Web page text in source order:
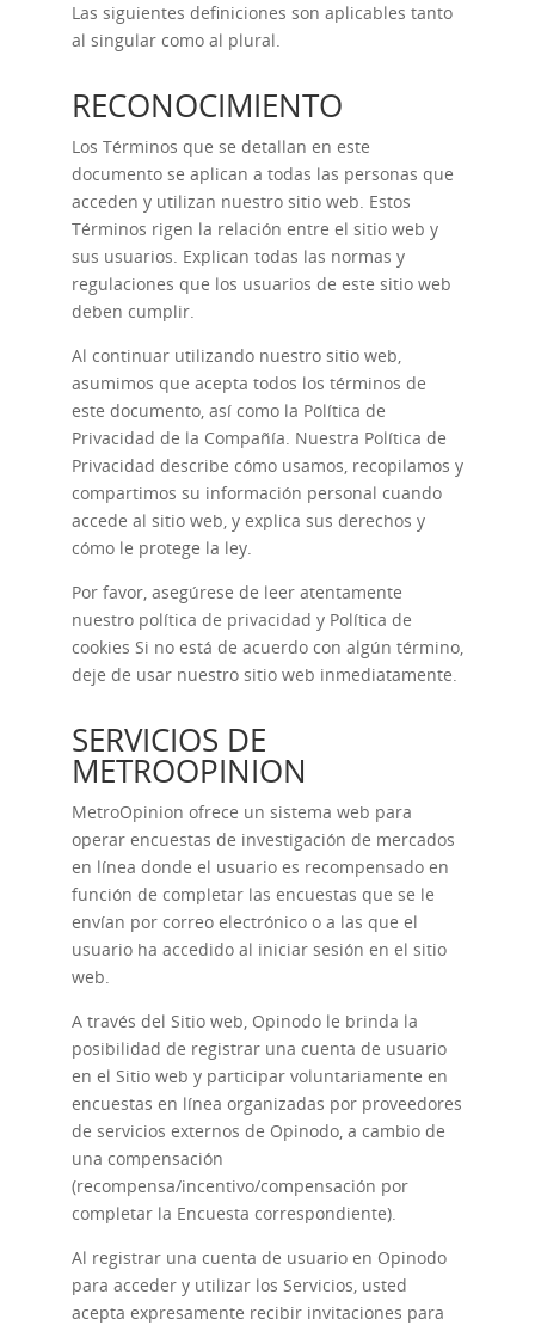
Las siguientes definiciones son aplicables tanto
al singular como al plural.
RECONOCIMIENTO
Los Términos que se detallan en este
documento se aplican a todas las personas que
acceden y utilizan nuestro sitio web. Estos
Términos rigen la relación entre el sitio web y
sus usuarios. Explican todas las normas y
regulaciones que los usuarios de este sitio web
deben cumplir.
Al continuar utilizando nuestro sitio web,
asumimos que acepta todos los términos de
este documento, así como la Política de
Privacidad de la Compañía. Nuestra Política de
Privacidad describe cómo usamos, recopilamos y
compartimos su información personal cuando
accede al sitio web, y explica sus derechos y
cómo le protege la ley.
Por favor, asegúrese de leer atentamente
nuestro política de privacidad y Política de
cookies Si no está de acuerdo con algún término,
deje de usar nuestro sitio web inmediatamente.
SERVICIOS DE
METROOPINION
MetroOpinion ofrece un sistema web para
operar encuestas de investigación de mercados
en línea donde el usuario es recompensado en
función de completar las encuestas que se le
envían por correo electrónico o a las que el
usuario ha accedido al iniciar sesión en el sitio
web.
A través del Sitio web, Opinodo le brinda la
posibilidad de registrar una cuenta de usuario
en el Sitio web y participar voluntariamente en
encuestas en línea organizadas por proveedores
de servicios externos de Opinodo, a cambio de
una compensación
(recompensa/incentivo/compensación por
completar la Encuesta correspondiente).
Al registrar una cuenta de usuario en Opinodo
para acceder y utilizar los Servicios, usted
acepta expresamente recibir invitaciones para